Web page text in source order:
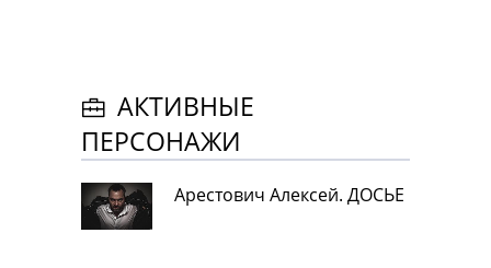
АКТИВНЫЕ
ПЕРСОНАЖИ
Арестович Алексей. ДОСЬЕ